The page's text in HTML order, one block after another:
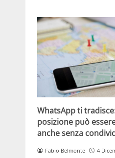
WhatsApp ti
posizione può
anche senza
Fabio Belmonte 4